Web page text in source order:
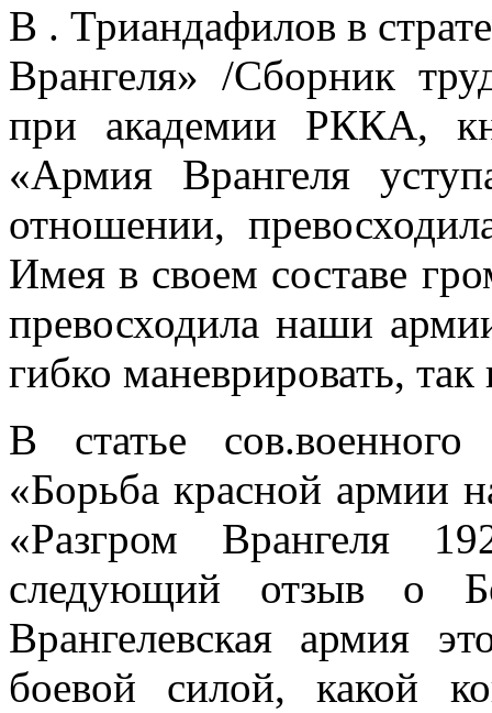
В . Триандафилов в
Врангеля» /Сборник
при академии РККА,
«Армия Врангеля
отношении,
Имея в своем составе
превосходила наши
гибко маневрировать, так
В статье сов.военного
«Борьба красной армии
«Разгром Врангеля
следующий отзыв о
Врангелевская армия
боевой силой, какой